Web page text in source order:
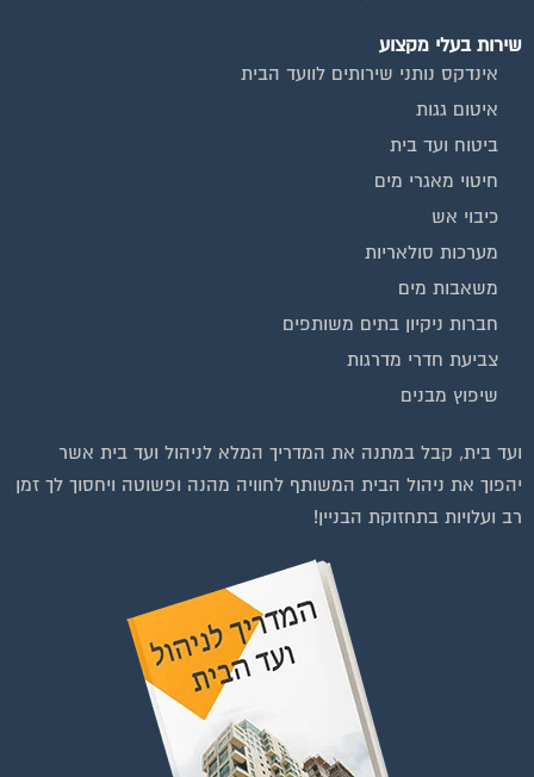
שירות בעלי מקצוע
אינדקס נותני שירותים לוועד הבית
איטום גגות
ביטוח ועד בית
חיטוי מאגרי מים
כיבוי אש
מערכות סולאריות
משאבות מים
חברות ניקיון בתים משותפים
צביעת חדרי מדרגות
שיפוץ מבנים
ועד בית, קבל במתנה את המדריך המלא לניהול ועד בית אשר
יהפוך את ניהול הבית המשותף לחוויה מהנה ופשוטה ויחסוך לך זמן
רב ועלויות בתחזוקת הבניין!